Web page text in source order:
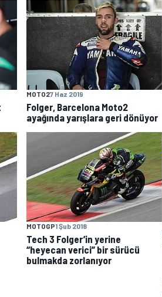
MOTO27 Haz 2019
Folger, Barcelona Moto2
ayağında yarışlara geri dönüyor
MOTOGP1 Şub 2018
Tech 3 Folger’in yerine
“heyecan verici” bir sürücü
bulmakda zorlanıyor